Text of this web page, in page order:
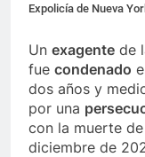
Expolicía de Nueva
Un exagente de
fue condenado
dos años y
por una
con la muerte
diciembre de